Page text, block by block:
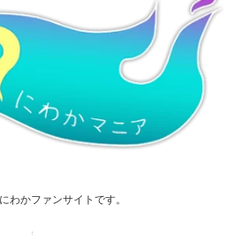
わかファンサイトです。